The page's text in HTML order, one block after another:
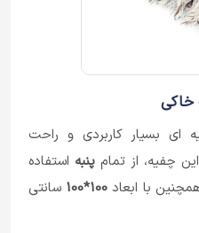
خاکی
بسیار کاربردی و راحت
چفیه، از تمام پنبه استفاده
با ابعاد 100*100
سانتی